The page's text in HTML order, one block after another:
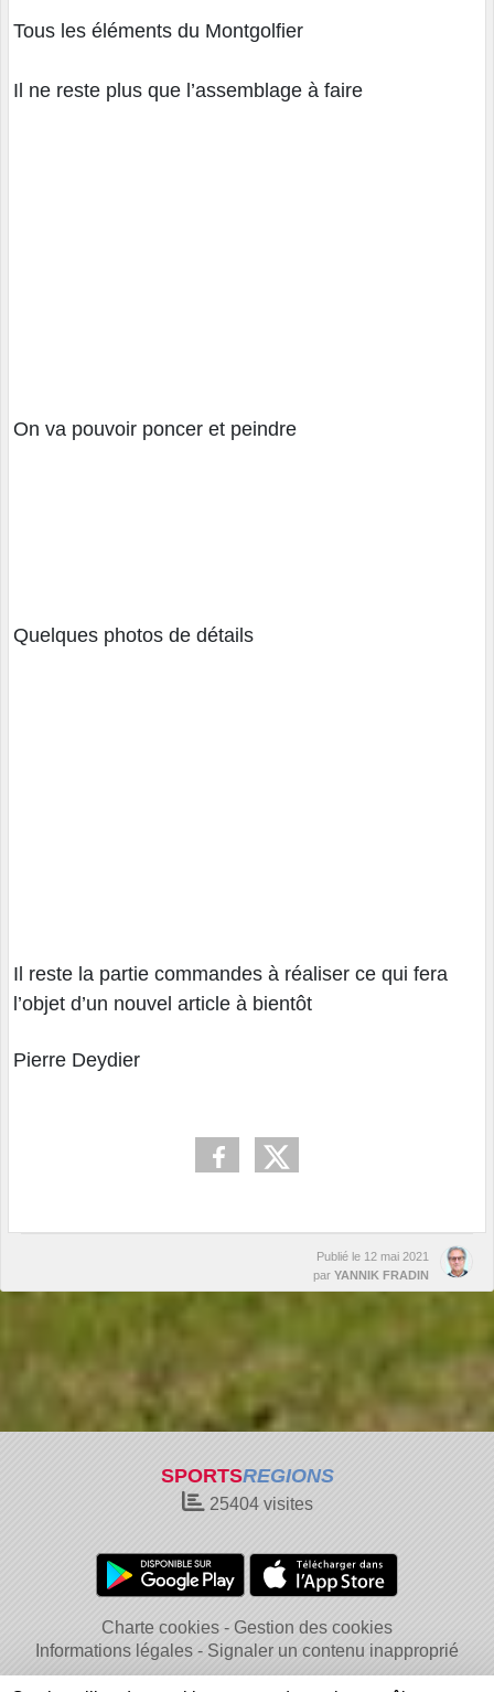
Tous les éléments du Montgolfier
Il ne reste plus que l’assemblage à faire
On va pouvoir poncer et peindre
Quelques photos de détails
Il reste la partie commandes à réaliser ce qui fera
l’objet d’un nouvel article à bientôt
Pierre Deydier
Publié le 12 mai 2021
par YANNIK FRADIN
SPORTSREGIONS
25404visites
Charte cookies
Gestion des cookies
Informations légales
Signaler un contenu inapproprié